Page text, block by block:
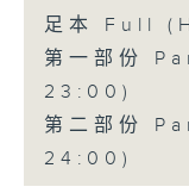
足本 Full
第一部份
23:00)
第二部份
24:00)